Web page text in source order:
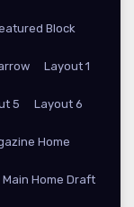
Block
Layout 1
5 Layout 6
Home
Main Home Draft